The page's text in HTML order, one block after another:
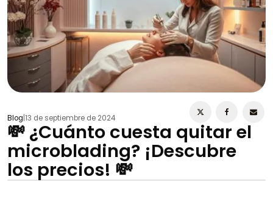
Blog 13 de septiembre de 2024
💸 ¿Cuánto cuesta quitar el
microblading? ¡Descubre
los precios! 💸